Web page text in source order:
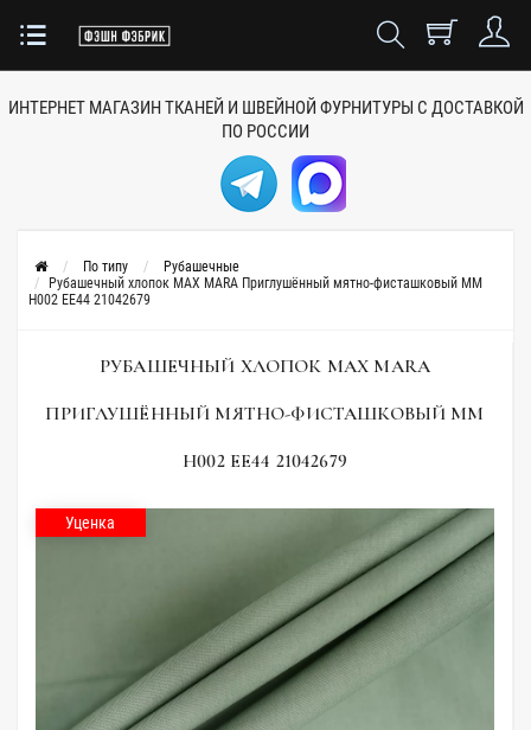
ИНТЕРНЕТ МАГАЗИН ТКАНЕЙ И ШВЕЙНОЙ ФУРНИТУРЫ С ДОСТАВКОЙ
ПО РОССИИ
По типу
Рубашечные
Рубашечный хлопок MAX MARA Приглушённый мятно-фисташковый MM
H002 EE44 21042679
РУБАШЕЧНЫЙ ХЛОПОК MAX MARA
ПРИГЛУШЁННЫЙ МЯТНО-ФИСТАШКОВЫЙ MM
H002 EE44 21042679
Уценка